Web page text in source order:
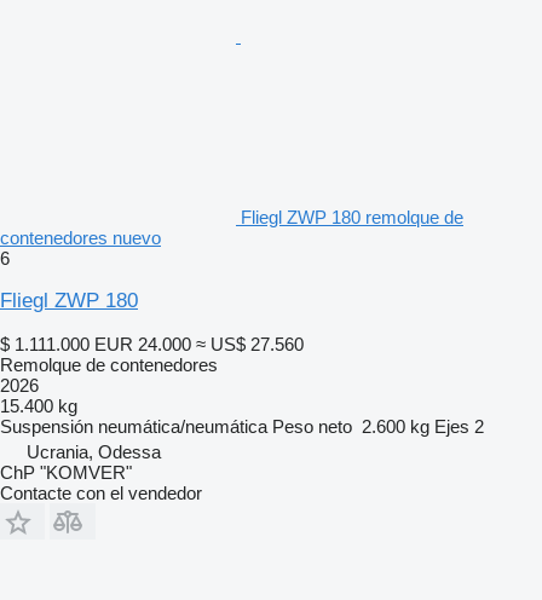
Fliegl ZWP 180 remolque de
contenedores nuevo
6
Fliegl ZWP 180
$ 1.111.000 EUR 24.000 ≈ US$ 27.560
Remolque de contenedores
2026
15.400 kg
Suspensión neumática/neumática Peso neto 2.600 kg Ejes 2
Ucrania, Odessa
ChP "KOMVER"
Contacte con el vendedor